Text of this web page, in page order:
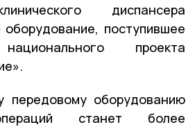
диспансера
оборудование, поступившее
проекта
передовому оборудованию
станет более